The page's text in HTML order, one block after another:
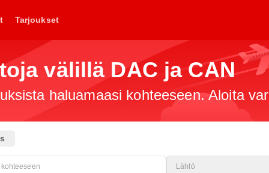
Tarjoukset
välillä DAC ja CAN
haluamaasi kohteeseen. Aloita
kohteeseen Lähtö